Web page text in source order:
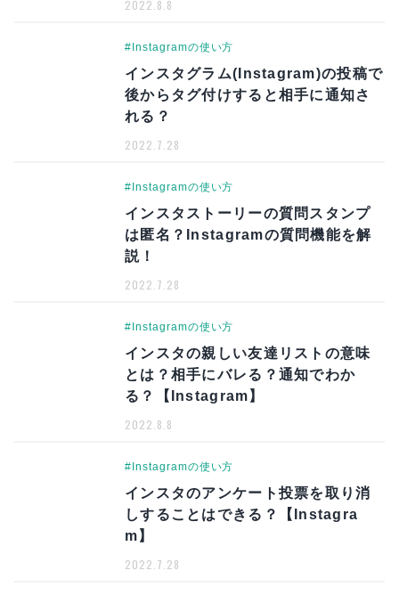
2022.8.8
#Instagramの使い方
インスタグラム(Instagram)の投稿で
後からタグ付けすると相手に通知さ
れる？
2022.7.28
#Instagramの使い方
インスタストーリーの質問スタンプ
は匿名？Instagramの質問機能を解
説！
2022.7.28
#Instagramの使い方
インスタの親しい友達リストの意味
とは？相手にバレる？通知でわか
る？【Instagram】
2022.8.8
#Instagramの使い方
インスタのアンケート投票を取り消
しすることはできる？【Instagra
m】
2022.7.28